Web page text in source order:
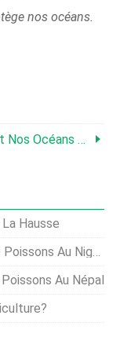
nos océans.
Et Comment Vous Pouvez Aider
Hausse
Au Nigeria
Au Népal